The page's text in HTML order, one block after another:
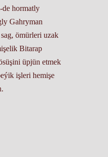
hormatly
Gahryman
ömürleri uzak
Bitarap
üpjün etmek
işleri hemişe